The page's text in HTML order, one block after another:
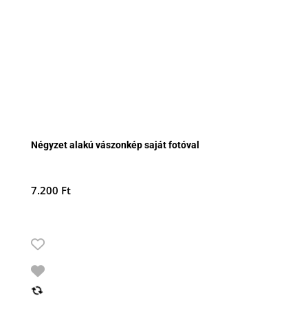
Négyzet alakú vászonkép saját fotóval
7.200 Ft